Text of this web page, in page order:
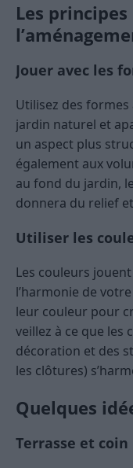
Les principes
Jouer avec les
Utilisez des
jardin naturel et
un aspect plus
également aux
au fond du jardin,
donnera du relief
Utiliser les
Les couleurs
l’harmonie de
leur couleur pour
veillez à ce que les
décoration et des
les clôtures)
Quelques
Terrasse et coin